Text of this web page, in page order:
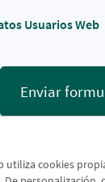
cookies
Usuarios Web
Enviar